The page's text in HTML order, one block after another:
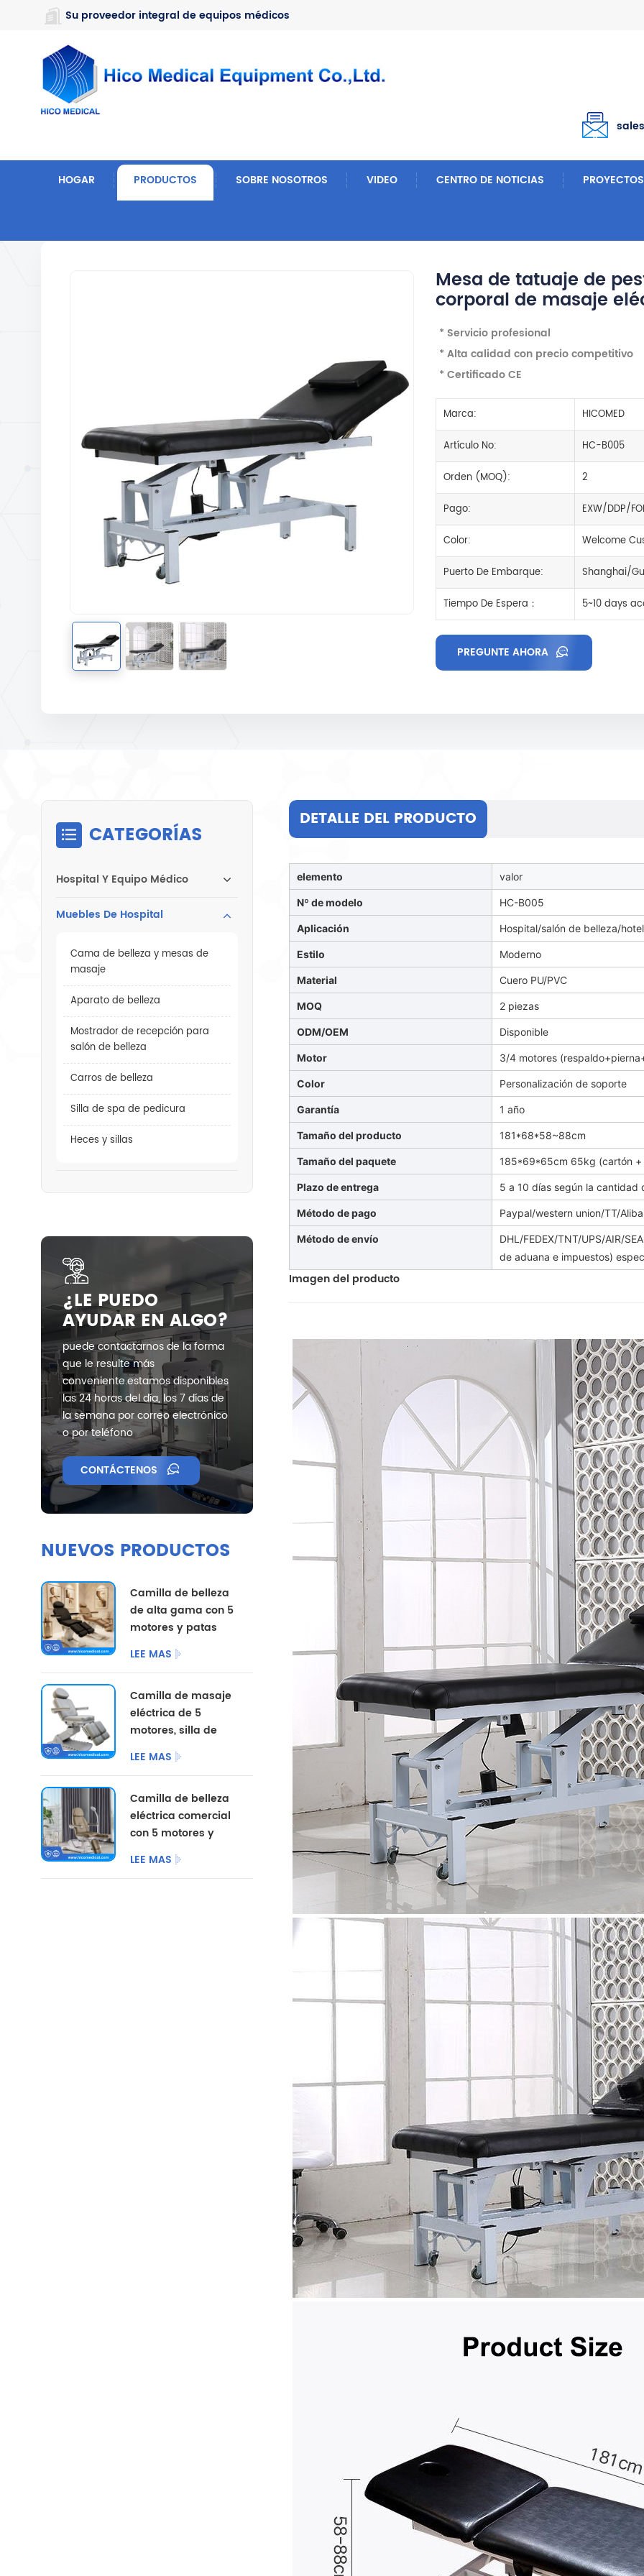
https://www.microsoft.com/en-us/microsoft-teams/log-in
Su proveedor integral de equipos médicos
HOGAR PRODUCTOS SOBRE NOSOTROS VIDEO CENTRO DE NOTICIAS PROYECTOS
Mesa de tatuaje de
corporal de masaje
* Servicio profesional
* Alta calidad con precio competitivo
* Certificado CE
Marca: HICOMED
Artículo No: HC-B005
Orden (MOQ): 2
Pago: EXW/DDP/
Color: Welcome
Puerto De Embarque: Shanghai/
Tiempo De Espera： 5~10 days
PREGUNTE AHORA
DETALLE DEL PRODUCTO
elemento valor
Nº de modelo HC-B005
Aplicación Hospital/salón de belleza/hotel
Estilo Moderno
Material Cuero PU/PVC
MOQ 2 piezas
ODM/OEM Disponible
Motor 3/4 motores
Color Personalización de soporte
Garantía 1 año
Tamaño del producto 181*68*58~88cm
Tamaño del paquete 185*69*65cm 65kg (cartón
Plazo de entrega 5 a 10 días según la cantidad
Método de pago Paypal/western union/TT/
Método de envío
DHL/FEDEX/TNT/UPS/AIR/
de aduana e impuestos)
Imagen del producto
CATEGORÍAS
Hospital Y Equipo Médico
Muebles De Hospital
Cama de belleza y mesas de
masaje
Aparato de belleza
Mostrador de recepción para
salón de belleza
Carros de belleza
Silla de spa de pedicura
Heces y sillas
¿LE PUEDO
AYUDAR EN ALGO?
puede contactarnos de la forma
que le resulte más
conveniente.estamos disponibles
las 24 horas del día, los 7 días de
la semana por correo electrónico
o por teléfono
CONTÁCTENOS
NUEVOS PRODUCTOS
Camilla de belleza
de alta gama con 5
motores y patas
divididas, con
opciones de color
LEE MAS
Camilla de masaje
eléctrica de 5
motores, silla de
pedicura
cosmética,
salón, camilla de
belleza eléctrica
para centro de
podología.
LEE MAS
Camilla de belleza
eléctrica comercial
con 5 motores y
patas divididas.
LEE MAS